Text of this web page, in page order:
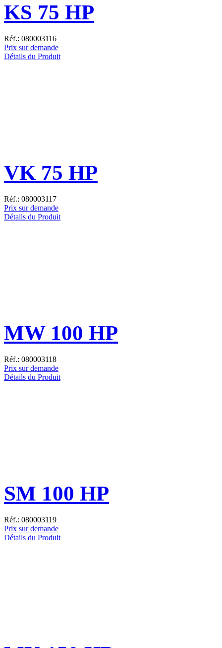
KS 75 HP
Réf.: 080003116
Prix sur demande
Détails du Produit
VK 75 HP
Réf.: 080003117
Prix sur demande
Détails du Produit
MW 100 HP
Réf.: 080003118
Prix sur demande
Détails du Produit
SM 100 HP
Réf.: 080003119
Prix sur demande
Détails du Produit